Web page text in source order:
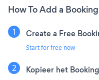
How To Add a
Create a Free
Start for free now
Kopieer het